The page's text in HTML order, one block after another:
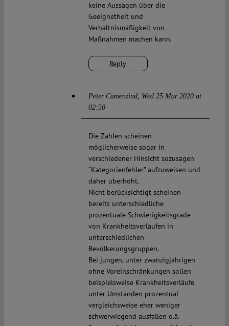
Reply
keine Aussagen über die
Geeignetheit und
Verhältnismäßigkeit von
Maßnahmen machen kann.
Peter Camenzind
Wed 25 Mar 2020 at
02:50
Die Zahlen scheinen
möglicherweise sogar in
verschiedener Hinsicht sozusagen
“Kategorienfehler” aufzuweisen und
daher überhöht.
Nicht berücksichtigt scheinen
bereits unterschiedliche
prozentuale Schwierigkeitsgrade
von Krankheitsverläufen in
unterschiedlichen
Bevölkerungsgruppen.
Bei jungen, unter zwanzigjährigen
ohne Voreinschränkungen sollen
beispielsweise Krankheitsverläufe
unter Umständen prozentual
vergleichsweise eher weniger
schwerwiegend ausfallen o.ä.